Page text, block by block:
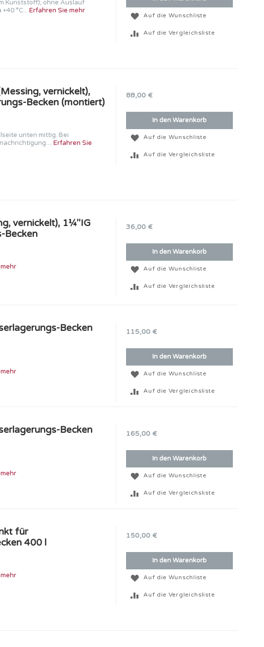
Kunststoff), ohne Auslauf
°C...Erfahren Sie mehr
Auf die Wunschliste
Auf die Vergleichsliste
vernickelt),
Becken (montiert)
unten mittig. Bei
Erfahren Sie
88,00 €
In den Warenkorb
Auf die Wunschliste
Auf die Vergleichsliste
vernickelt), 1¼''IG
Becken
36,00 €
In den Warenkorb
Auf die Wunschliste
Auf die Vergleichsliste
Becken
115,00 €
In den Warenkorb
Auf die Wunschliste
Auf die Vergleichsliste
Becken
165,00 €
In den Warenkorb
Auf die Wunschliste
Auf die Vergleichsliste
für
400 l
150,00 €
In den Warenkorb
Auf die Wunschliste
Auf die Vergleichsliste